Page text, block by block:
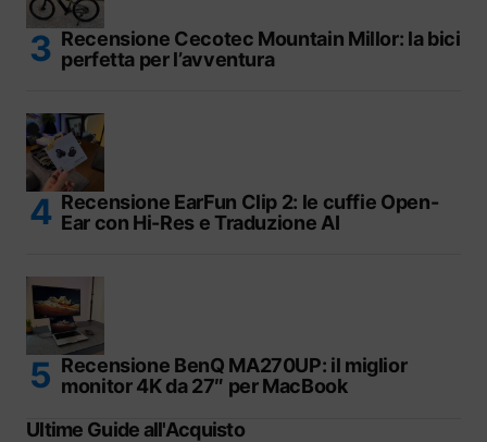
Recensione Cecotec Mountain Millor: la bici
perfetta per l’avventura
Recensione EarFun Clip 2: le cuffie Open-
Ear con Hi-Res e Traduzione AI
Recensione BenQ MA270UP: il miglior
monitor 4K da 27″ per MacBook
Ultime Guide all'Acquisto